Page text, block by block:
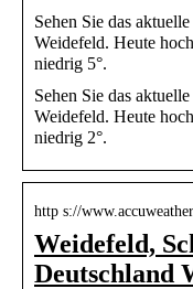
Sehen Sie das
Weidefeld. Heute
niedrig 5°.
Sehen Sie das
Weidefeld. Heute
niedrig 2°.
http s://
Weidefeld,
Deutschland